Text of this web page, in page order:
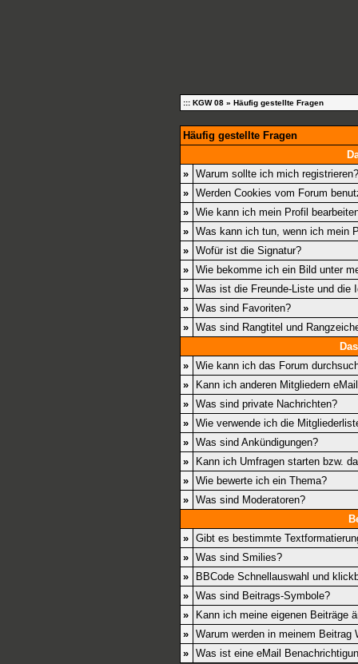
::: KGW 08 » Häufig gestellte Fragen
Häufig gestellte Fragen
»
Warum sollte ich mich
»
Werden Cookies vom Forum
»
Wie kann ich mein Profil
»
Was kann ich tun, wenn ich mein
»
Wofür ist die Signatur?
»
Wie bekomme ich ein Bild unter
»
Was ist die Freunde-Liste und die
»
Was sind Favoriten?
»
Was sind Rangtitel und
»
Wie kann ich das Forum
»
Kann ich anderen Mitgliedern
»
Was sind private Nachrichten?
»
Wie verwende ich die
»
Was sind Ankündigungen?
»
Kann ich Umfragen starten bzw.
»
Wie bewerte ich ein Thema?
»
Was sind Moderatoren?
»
Gibt es bestimmte
»
Was sind Smilies?
»
BBCode Schnellauswahl und
»
Was sind Beitrags-Symbole?
»
Kann ich meine eigenen Beiträge
»
Warum werden in meinem Beitrag
»
Was ist eine eMail